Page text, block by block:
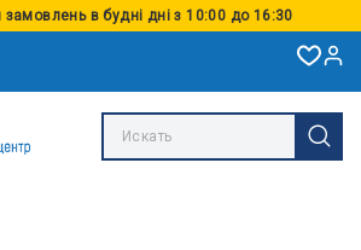
замовлень в будні дні з 10:00 до 16:30